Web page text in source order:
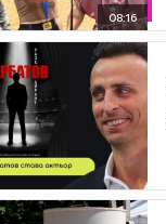
08:16